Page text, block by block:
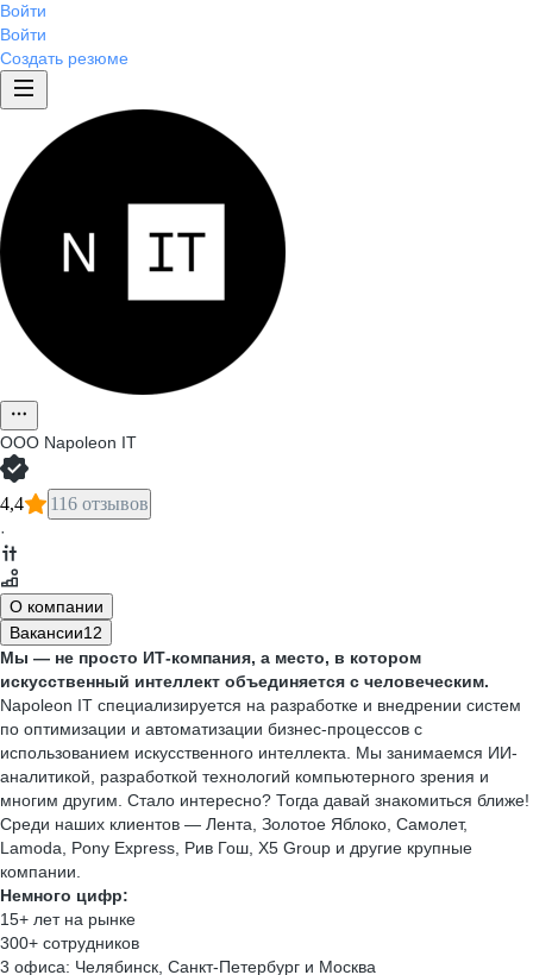
Войти
Войти
Создать резюме
ООО Napoleon IT
4,4 116 отзывов
·
О компании
Вакансии12
Мы — не просто ИТ-компания, а место, в котором
искусственный интеллект объединяется с человеческим.
Napoleon IT специализируется на разработке и внедрении систем
по оптимизации и автоматизации бизнес-процессов с
использованием искусственного интеллекта. Мы занимаемся ИИ-
аналитикой, разработкой технологий компьютерного зрения и
многим другим. Стало интересно? Тогда давай знакомиться ближе!
Среди наших клиентов — Лента, Золотое Яблоко, Самолет,
Lamoda, Pony Express, Рив Гош, X5 Group и другие крупные
компании.
Немного цифр:
15+ лет на рынке
300+ сотрудников
3 офиса: Челябинск, Санкт-Петербург и Москва